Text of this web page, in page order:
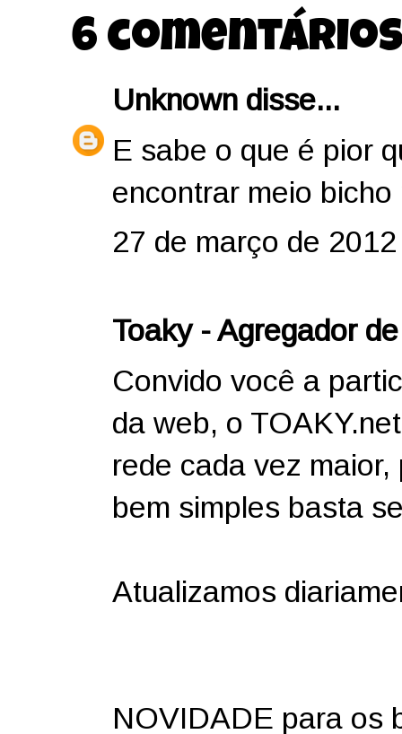
6
Unknown disse...
E sabe o que é pior
encontrar meio
27 de março de
Toaky - Agregador
Convido você a
da web, o
rede cada vez
bem simples basta
Atualizamos
NOVIDADE para os